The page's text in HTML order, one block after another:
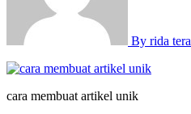
By rida tera
cara membuat artikel unik